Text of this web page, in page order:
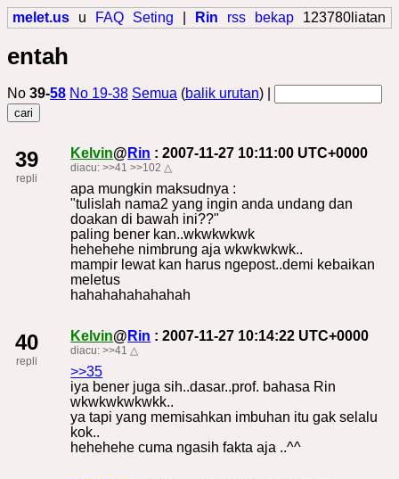
melet.us u FAQ Seting Rin rss bekap 123780liatan
entah
No 39-58 No 19-38 Semua (balik urutan) |
39
repli
Kelvin@ Rin : 2007-11-27 10:11:00 UTC+0000
diacu:>>41 >>102 △
apa mungkin maksudnya :
"tulislah nama2 yang ingin anda undang dan
doakan di bawah ini??"
paling bener kan..wkwkwkwk
hehehehe nimbrung aja wkwkwkwk..
mampir lewat kan harus ngepost..demi kebaikan
meletus
hahahahahahahah
40
repli
Kelvin@ Rin : 2007-11-27 10:14:22 UTC+0000
diacu:>>41 △
>>35
iya bener juga sih..dasar..prof. bahasa Rin
wkwkwkwkwkk..
ya tapi yang memisahkan imbuhan itu gak selalu
kok..
hehehehe cuma ngasih fakta aja ..^^